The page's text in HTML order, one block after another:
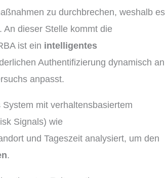
zu durchbrechen, weshalb es
An dieser Stelle kommt die
ist ein intelligentes
Authentifizierung dynamisch an
anpasst.
mit verhaltensbasiertem
Signals) wie
und Tageszeit analysiert, um den
.